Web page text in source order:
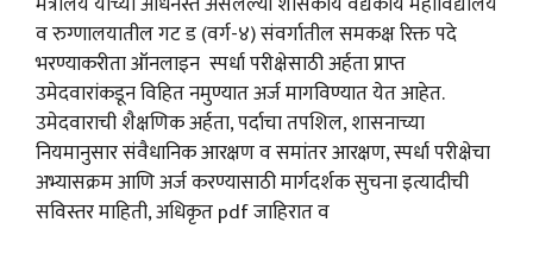
व रुग्णालयातील गट ड (वर्ग-४) संवर्गातील समकक्ष रिक्त पदे
भरण्याकरीता ऑनलाइन स्पर्धा परीक्षेसाठी अर्हता प्राप्त
उमेदवारांकडून विहित नमुण्यात अर्ज मागविण्यात येत आहेत.
उमेदवाराची शैक्षणिक अर्हता, पर्दाचा तपशिल, शासनाच्या
नियमानुसार संवैधानिक आरक्षण व समांतर आरक्षण, स्पर्धा परीक्षेचा
अभ्यासक्रम आणि अर्ज करण्यासाठी मार्गदर्शक सुचना इत्यादीची
सविस्तर माहिती, अधिकृत pdf जाहिरात व